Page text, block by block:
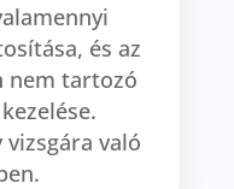
és az
nem tartozó
vizsgára való